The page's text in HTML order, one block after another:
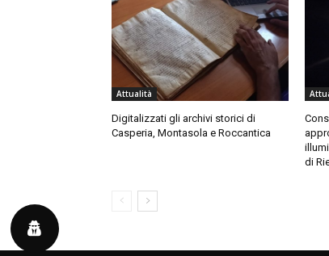
Attualità
Digitalizzati gli archivi storici di
Casperia, Montasola e Roccantica
di